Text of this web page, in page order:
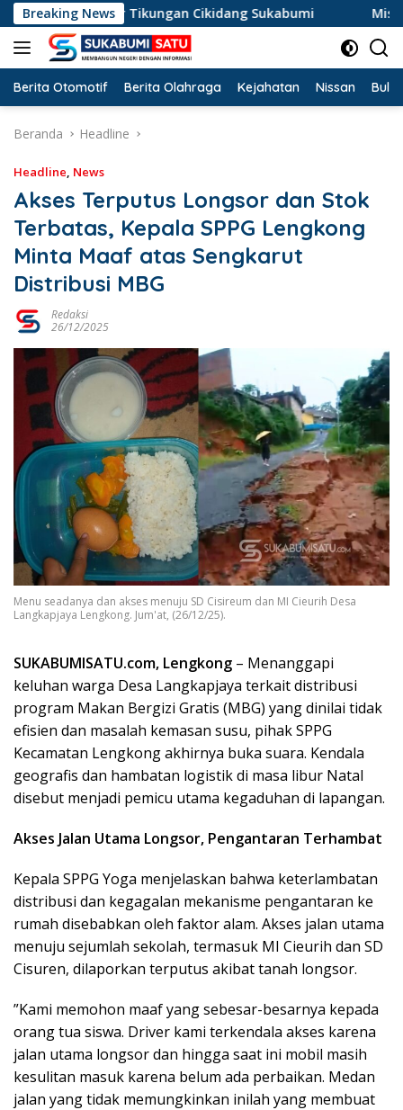
Langsung
ke
konten
Breaking News
Tikungan Cikidang Sukabumi Misteri Mayat
Berita Otomotif Berita Olahraga Kejahatan Nissan
Beranda Headline
Headline, News
Akses Terputus Longsor dan Stok
Terbatas, Kepala SPPG Lengkong
Minta Maaf atas Sengkarut
Distribusi MBG
Redaksi
26/12/2025
Menu seadanya dan akses menuju SD Cisireum dan MI Cieurih Desa
Langkapjaya Lengkong. Jum'at, (26/12/25).
SUKABUMISATU.com, Lengkong – Menanggapi
keluhan warga Desa Langkapjaya terkait distribusi
program Makan Bergizi Gratis (MBG) yang dinilai tidak
efisien dan masalah kemasan susu, pihak SPPG
Kecamatan Lengkong akhirnya buka suara. Kendala
geografis dan hambatan logistik di masa libur Natal
disebut menjadi pemicu utama kegaduhan di lapangan.
Akses Jalan Utama Longsor, Pengantaran Terhambat
​Kepala SPPG Yoga menjelaskan bahwa keterlambatan
distribusi dan kegagalan mekanisme pengantaran ke
rumah disebabkan oleh faktor alam. Akses jalan utama
menuju sejumlah sekolah, termasuk MI Cieurih dan SD
Cisuren, dilaporkan terputus akibat tanah longsor.
​”Kami memohon maaf yang sebesar-besarnya kepada
orang tua siswa. Driver kami terkendala akses karena
jalan utama longsor dan hingga saat ini mobil masih
kesulitan masuk karena belum ada perbaikan. Medan
jalan yang tidak memungkinkan inilah yang membuat